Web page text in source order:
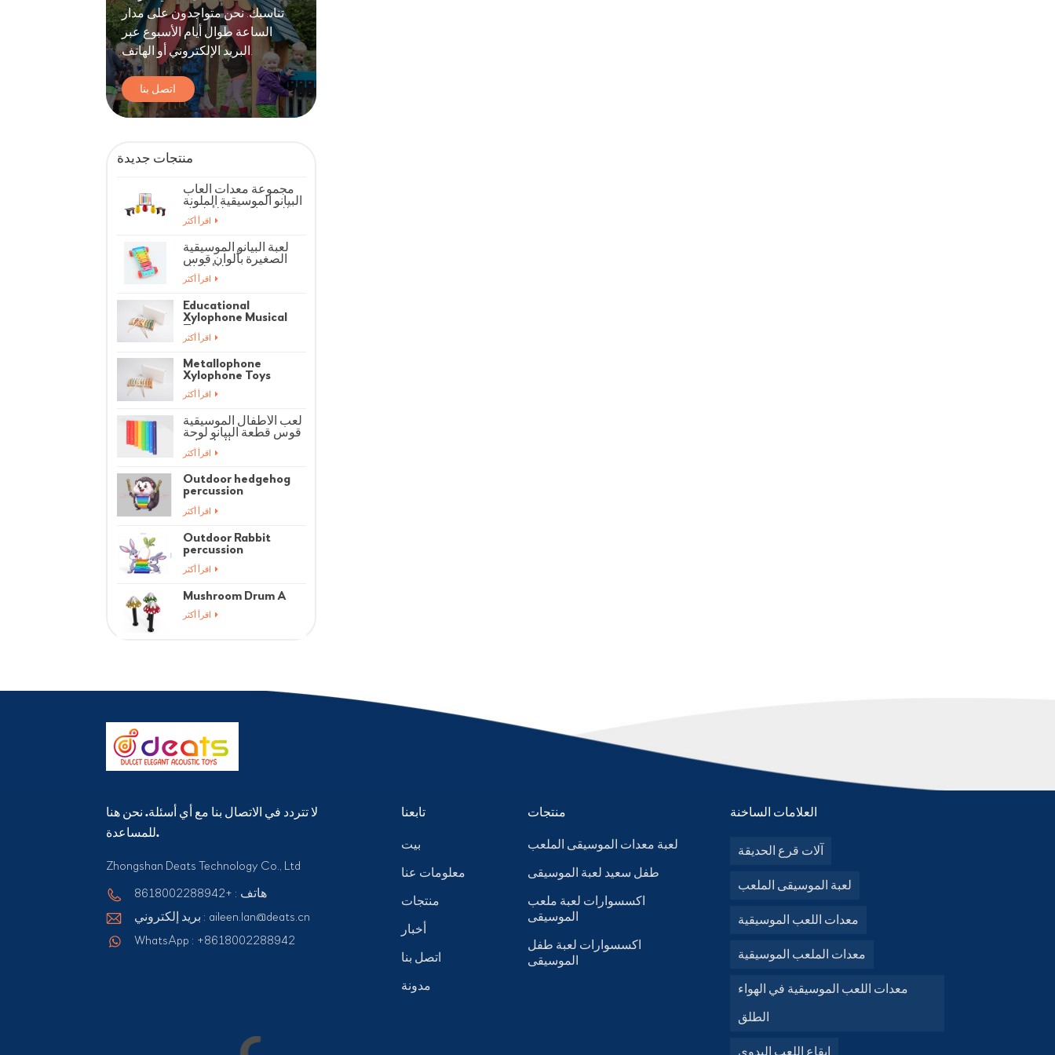
تناسبك. نحن متواجدون على مدار
الساعة طوال أيام الأسبوع عبر
البريد الإلكتروني أو الهاتف.
اتصل بنا
منتجات جديدة
مجموعة معدات ألعاب
البيانو الموسيقية الملونة
للياقة البدنية للأطفال
لعبة البيانو الموسيقية
الصغيرة بألوان قوس
قزح للأطفال
Educational
Xylophone Musical
Toys
Metallophone
Xylophone Toys
لعب الأطفال الموسيقية
قوس قطعة البيانو لوحة
الملحقات
Outdoor hedgehog
percussion
instrument
Outdoor Rabbit
percussion
instrument
Mushroom Drum A
لا تتردد في الاتصال بنا مع أي أسئلة. نحن هنا
للمساعدة.
Zhongshan Deats Technology Co., Ltd
هاتف : +8618002288942
بريد إلكتروني : aileen.lan@deats.cn
WhatsApp : +8618002288942
تابعنا
بيت
معلومات عنا
منتجات
أخبار
اتصل بنا
مدونة
منتجات
لعبة معدات الموسيقى الملعب
طفل سعيد لعبة الموسيقى
اكسسوارات لعبة ملعب
الموسيقى
اكسسوارات لعبة طفل
الموسيقى
العلامات الساخنة
آلات قرع الحديقة
لعبة الموسيقى الملعب
معدات اللعب الموسيقية
معدات الملعب الموسيقية
معدات اللعب الموسيقية في الهواء
الطلق
إيقاع اللعب اليدوي